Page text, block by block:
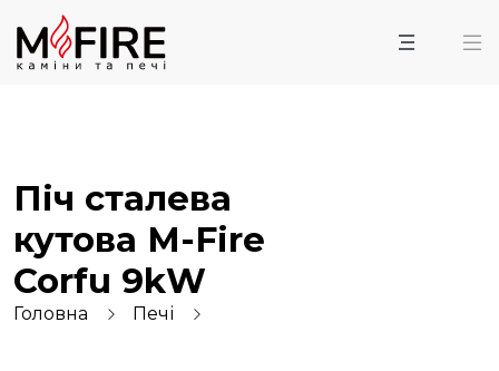
Піч сталева
кутова M-Fire
Corfu 9kW
Головна Печі